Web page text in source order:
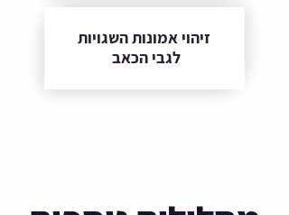
זיהוי אמונות השגויות
לגבי הכאב